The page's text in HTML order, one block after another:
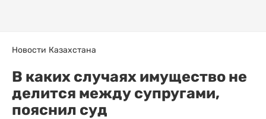
Новости Казахстана
В каких случаях имущество не
делится между супругами,
пояснил суд